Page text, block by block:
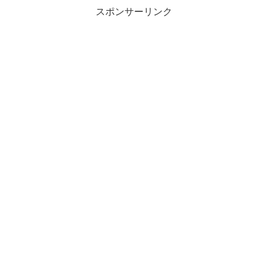
スポンサーリンク